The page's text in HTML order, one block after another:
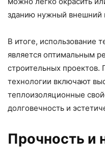
зданию нужный внешний
В итоге, использование
является оптимальным
строительных проектов.
технологии включают
теплоизоляционные
долговечность и
Прочность и